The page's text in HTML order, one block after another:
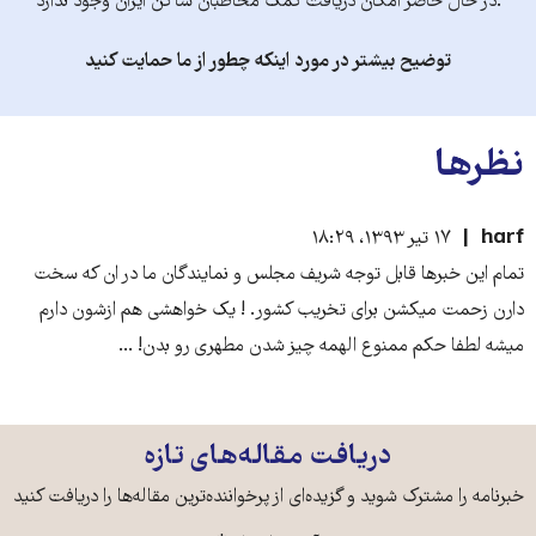
توضیح بیشتر در مورد اینکه چطور از ما حمایت کنید
نظرها
harf
۱۷ تیر ۱۳۹۳، ۱۸:۲۹
تمام این خبرها قابل توجه شریف مجلس و نمایندگان ما در ان که سخت
دارن زحمت میکشن برای تخریب کشور. ! یک خواهشی هم ازشون دارم
میشه لطفا حکم ممنوع الهمه چیز شدن مطهری رو بدن! ...
دریافت مقاله‌های تازه
خبرنامه را مشترک شوید و گزیده‌ای از پرخواننده‌ترین مقاله‌ها را دریافت کنید